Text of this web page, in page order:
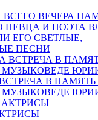
ВЕЧЕРА
ПЕВЦА И ПОЭТА
ЕГО СВЕТЛЫЕ,
ПЕСНИ
В ПАМЯТЬ